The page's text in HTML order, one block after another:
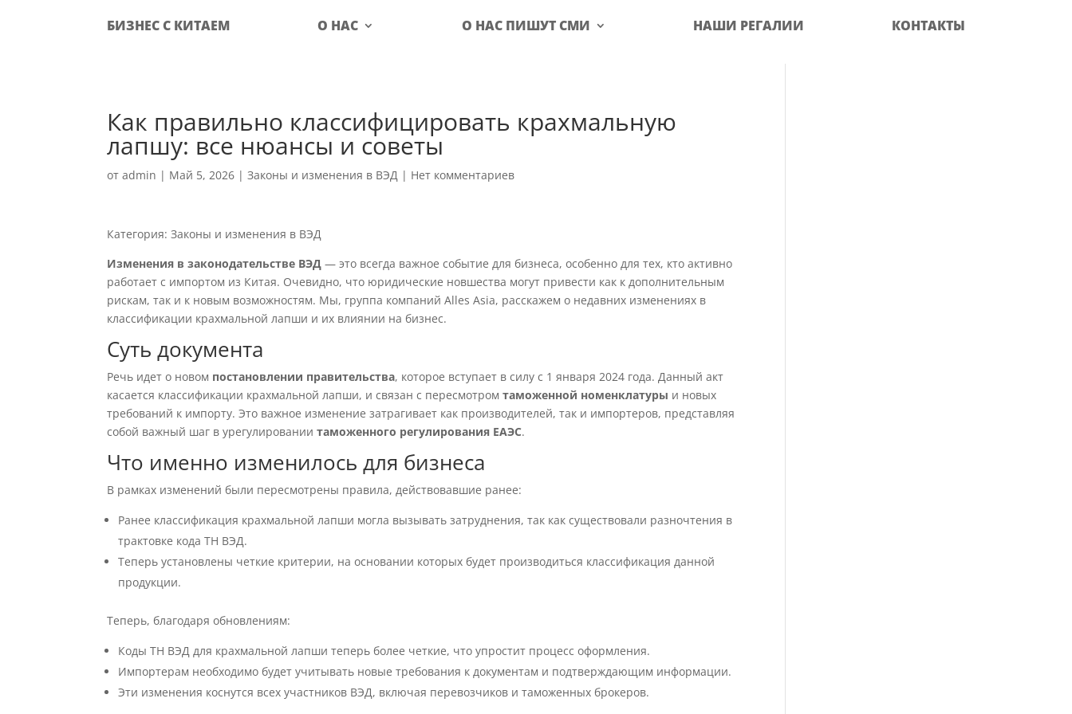
БИЗНЕС С КИТАЕМ О НАС О НАС ПИШУТ СМИ НАШИ РЕГАЛИИ КОНТАКТЫ
Как правильно классифицировать крахмальную
лапшу: все нюансы и советы
отadmin | Май 5, 2026 |Законы и изменения в ВЭД | Нет комментариев
Категория: Законы и изменения в ВЭД
Изменения в законодательстве ВЭД — это всегда важное событие для бизнеса, особенно для тех, кто активно
работает с импортом из Китая. Очевидно, что юридические новшества могут привести как к дополнительным
рискам, так и к новым возможностям. Мы, группа компаний Alles Asia, расскажем о недавних изменениях в
классификации крахмальной лапши и их влиянии на бизнес.
Суть документа
Речь идет о новом постановлении правительства, которое вступает в силу с 1 января 2024 года. Данный акт
касается классификации крахмальной лапши, и связан с пересмотромтаможенной номенклатуры и новых
требований к импорту. Это важное изменение затрагивает как производителей, так и импортеров, представляя
собой важный шаг в урегулированиитаможенного регулирования ЕАЭС.
Что именно изменилось для бизнеса
В рамках изменений были пересмотрены правила, действовавшие ранее:
Ранее классификация крахмальной лапши могла вызывать затруднения, так как существовали разночтения в
трактовке кода ТН ВЭД.
Теперь установлены четкие критерии, на основании которых будет производиться классификация данной
продукции.
Теперь, благодаря обновлениям:
Коды ТН ВЭД для крахмальной лапши теперь более четкие, что упростит процесс оформления.
Импортерам необходимо будет учитывать новые требования к документам и подтверждающим информации.
Эти изменения коснутся всех участников ВЭД, включая перевозчиков и таможенных брокеров.